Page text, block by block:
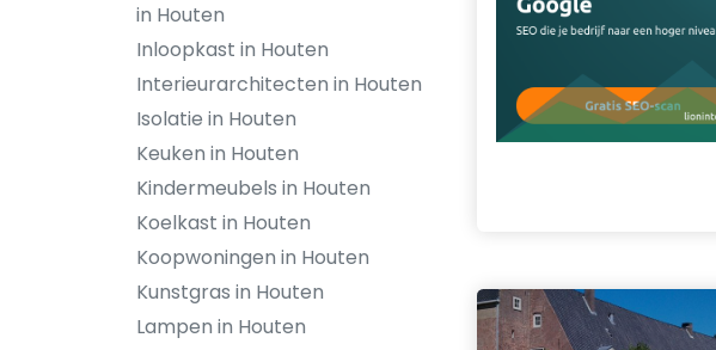
in Houten
Inloopkast in Houten
Interieurarchitecten in Houten
Isolatie in Houten
Keuken in Houten
Kindermeubels in Houten
Koelkast in Houten
Koopwoningen in Houten
Kunstgras in Houten
Lampen in Houten